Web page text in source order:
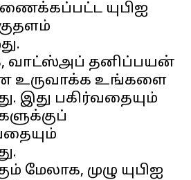
யுபிஐ
வாட்ஸ்அப் தனிப்பயன்
உருவாக்க உங்களை
இது பகிர்வதையும்
மேலாக, முழு யுபிஐ